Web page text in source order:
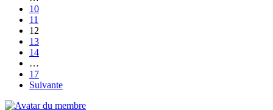
10
11
12
13
14
…
17
Suivante